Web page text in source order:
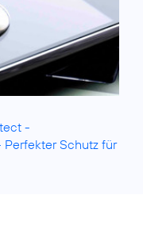
-
Perfekter Schutz für